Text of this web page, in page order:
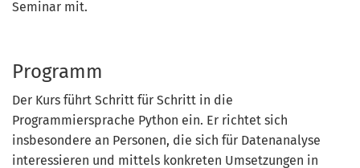
Seminar mit.
Programm
Der Kurs führt Schritt für Schritt in die
Programmiersprache Python ein. Er richtet sich
insbesondere an Personen, die sich für Datenanalyse
interessieren und mittels konkreten Umsetzungen in